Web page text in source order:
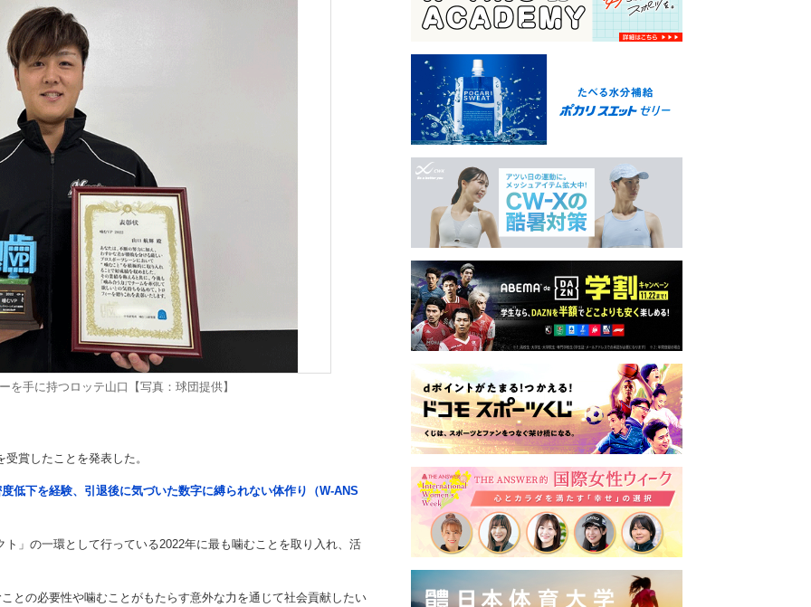
を手に持つロッテ山口【写真：球団提供】
賞したことを発表した。
下を経験、引退後に気づいた数字に縛られない体作り（W-ANS
」の一環として行っている2022年に最も噛むことを取り入れ、活
との必要性や噛むことがもたらす意外な力を通じて社会貢献したい